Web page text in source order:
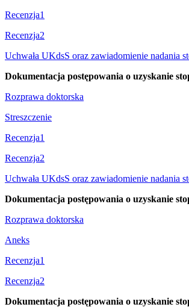
Recenzja1
Recenzja2
Uchwała UKdsS oraz zawiadomienie nadania
Dokumentacja postępowania o uzyskanie
Rozprawa doktorska
Streszczenie
Recenzja1
Recenzja2
Uchwała UKdsS oraz zawiadomienie nadania
Dokumentacja postępowania o uzyskanie
Rozprawa doktorska
Aneks
Recenzja1
Recenzja2
Dokumentacja postępowania o uzyskanie